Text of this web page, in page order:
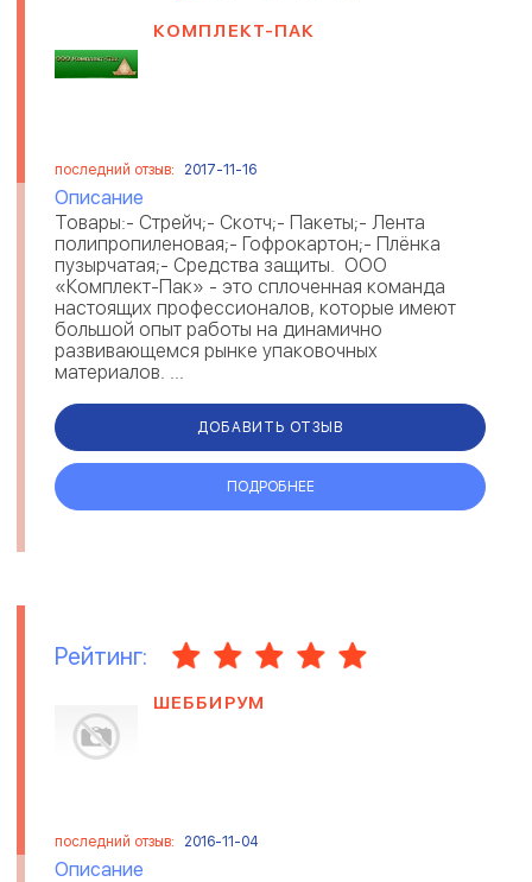
КОМПЛЕКТ-ПАК
последний отзыв: 2017-11-16
Описание
Товары:- Стрейч;- Скотч;- Пакеты;- Лента
полипропиленовая;- Гофрокартон;- Плёнка
пузырчатая;- Средства защиты. ООО
«Комплект-Пак» - это сплоченная команда
настоящих профессионалов, которые имеют
большой опыт работы на динамично
развивающемся рынке упаковочных
материалов. ...
ДОБАВИТЬ ОТЗЫВ
ПОДРОБНЕЕ
Рейтинг:
ШЕББИРУМ
последний отзыв: 2016-11-04
Описание